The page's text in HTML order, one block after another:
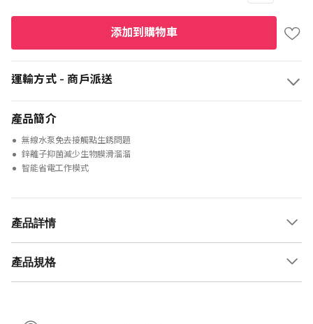
添加到購物車
運輸方式 - 商戶派送
產品簡介
無線水泵免去接觸點生銹問題
鋅離子抑菌減少生物膜滑溜溜
智能省電工作模式
產品詳情
產品規格